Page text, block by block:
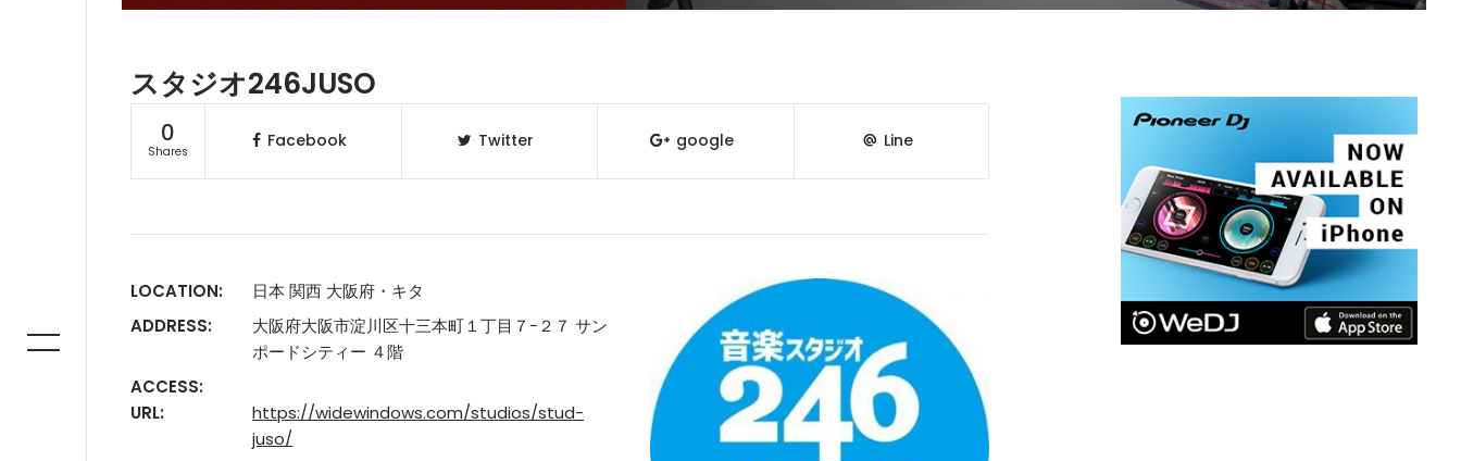
スタジオ246JUSO
0
Shares
Facebook Twitter google Line
LOCATION:
日本 関西 大阪府・キタ
ADDRESS:
大阪府大阪市淀川区十三本町１丁目７−２７ サン
ポードシティー ４階
ACCESS:
URL:
https://widewindows.com/studios/stud-
juso/